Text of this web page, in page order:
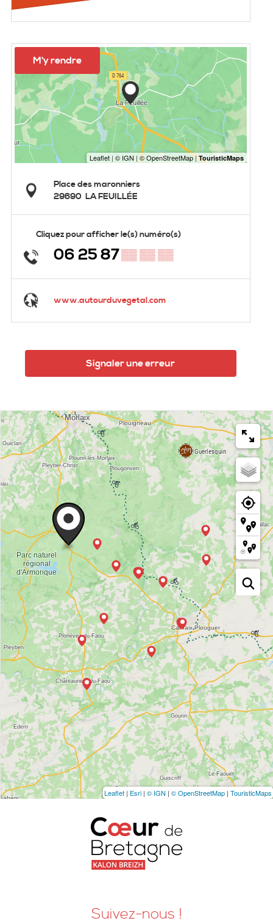
M'y rendre
Place des maronniers
29690 LA FEUILLÉE
Cliquez pour afficher le(s) numéro(s)
06 25 87▒▒ ▒▒ ▒▒
www.autourduvegetal.com
Signaler une erreur
Leaflet | Esri | © IGN | © OpenStreetMap | TouristicMaps
Suivez-nous !